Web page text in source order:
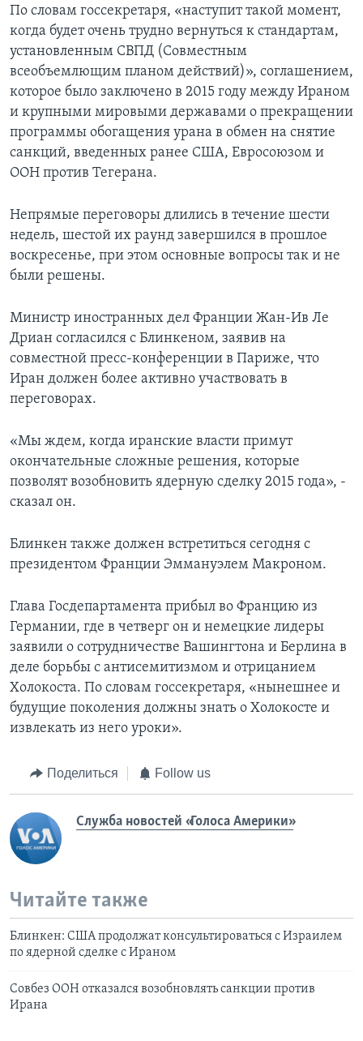
По словам госсекретаря, «наступит такой момент,
когда будет очень трудно вернуться к стандартам,
установленным СВПД (Совместным
всеобъемлющим планом действий)», соглашением,
которое было заключено в 2015 году между Ираном
и крупными мировыми державами о прекращении
программы обогащения урана в обмен на снятие
санкций, введенных ранее США, Евросоюзом и
ООН против Тегерана.
Непрямые переговоры длились в течение шести
недель, шестой их раунд завершился в прошлое
воскресенье, при этом основные вопросы так и не
были решены.
Министр иностранных дел Франции Жан-Ив Ле
Дриан согласился с Блинкеном, заявив на
совместной пресс-конференции в Париже, что
Иран должен более активно участвовать в
переговорах.
«Мы ждем, когда иранские власти примут
окончательные сложные решения, которые
позволят возобновить ядерную сделку 2015 года», -
сказал он.
Блинкен также должен встретиться сегодня с
президентом Франции Эммануэлем Макроном.
Глава Госдепартамента прибыл во Францию из
Германии, где в четверг он и немецкие лидеры
заявили о сотрудничестве Вашингтона и Берлина в
деле борьбы с антисемитизмом и отрицанием
Холокоста. По словам госсекретаря, «нынешнее и
будущие поколения должны знать о Холокосте и
извлекать из него уроки».
Поделиться Follow us
Служба новостей «Голоса Америки»
Читайте также
Блинкен: США продолжат консультироваться с Израилем
по ядерной сделке с Ираном
Совбез ООН отказался возобновлять санкции против
Ирана